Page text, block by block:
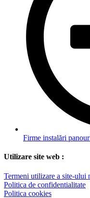
Firme instalări
Utilizare site web :
Termeni utilizare a site-ului
Politica de confidentialitate
Politica cookies